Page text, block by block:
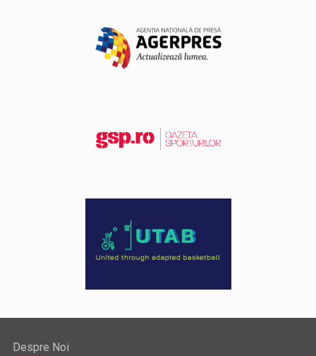
Despre Noi